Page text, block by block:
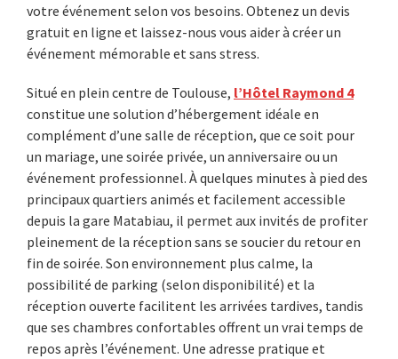
votre événement selon vos besoins. Obtenez un devis
gratuit en ligne et laissez-nous vous aider à créer un
événement mémorable et sans stress.
Situé en plein centre de Toulouse, l’Hôtel Raymond 4
constitue une solution d’hébergement idéale en
complément d’une salle de réception, que ce soit pour
un mariage, une soirée privée, un anniversaire ou un
événement professionnel. À quelques minutes à pied des
principaux quartiers animés et facilement accessible
depuis la gare Matabiau, il permet aux invités de profiter
pleinement de la réception sans se soucier du retour en
fin de soirée. Son environnement plus calme, la
possibilité de parking (selon disponibilité) et la
réception ouverte facilitent les arrivées tardives, tandis
que ses chambres confortables offrent un vrai temps de
repos après l’événement. Une adresse pratique et